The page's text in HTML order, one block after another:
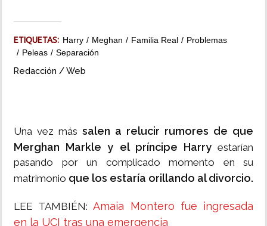
ETIQUETAS: Harry Meghan Familia Real
Problemas
Peleas
Separación
Redacción / Web
Una vez más salen a relucir rumores de que
Merghan Markle y el príncipe Harry estarían
pasando por un complicado momento en su
matrimonio que los estaría orillando al divorcio.
LEE TAMBIÉN:Amaia Montero fue ingresada
en la UCI tras una emergencia